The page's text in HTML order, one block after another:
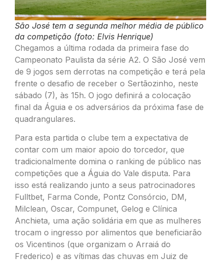
São José tem a segunda melhor média de público
da competição (foto: Elvis Henrique)
Chegamos a última rodada da primeira fase do
Campeonato Paulista da série A2. O São José vem
de 9 jogos sem derrotas na competição e terá pela
frente o desafio de receber o Sertãozinho, neste
sábado (7), às 15h. O jogo definirá a colocação
final da Águia e os adversários da próxima fase de
quadrangulares.
Para esta partida o clube tem a expectativa de
contar com um maior apoio do torcedor, que
tradicionalmente domina o ranking de público nas
competições que a Águia do Vale disputa. Para
isso está realizando junto a seus patrocinadores
Fulltbet, Farma Conde, Pontz Consórcio, DM,
Milclean, Oscar, Compunet, Gelog e Clínica
Anchieta, uma ação solidária em que as mulheres
trocam o ingresso por alimentos que beneficiarão
os Vicentinos (que organizam o Arraiá do
Frederico) e as vítimas das chuvas em Juiz de